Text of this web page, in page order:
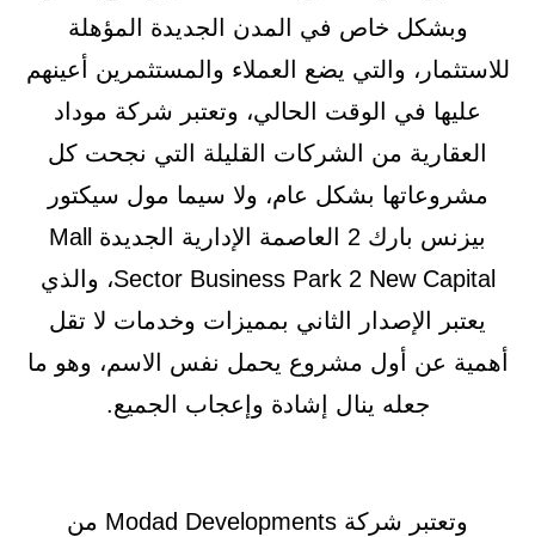
وبشكل خاص في المدن الجديدة المؤهلة
للاستثمار، والتي يضع العملاء والمستثمرين أعينهم
عليها في الوقت الحالي، وتعتبر شركة موداد
العقارية من الشركات القليلة التي نجحت كل
مشروعاتها بشكل عام، ولا سيما مول سيكتور
بيزنس بارك 2 العاصمة الإدارية الجديدة Mall
Sector Business Park 2 New Capital، والذي
يعتبر الإصدار الثاني بمميزات وخدمات لا تقل
أهمية عن أول مشروع يحمل نفس الاسم، وهو ما
جعله ينال إشادة وإعجاب الجميع.
وتعتبر شركة Modad Developments من